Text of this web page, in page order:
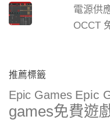
電源供
OCCT
推薦標籤
Epic Games Epic
games免費遊